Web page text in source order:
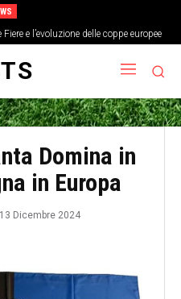
e l’evoluzione delle coppe europee
Domina in
in Europa
13 Dicembre 2024